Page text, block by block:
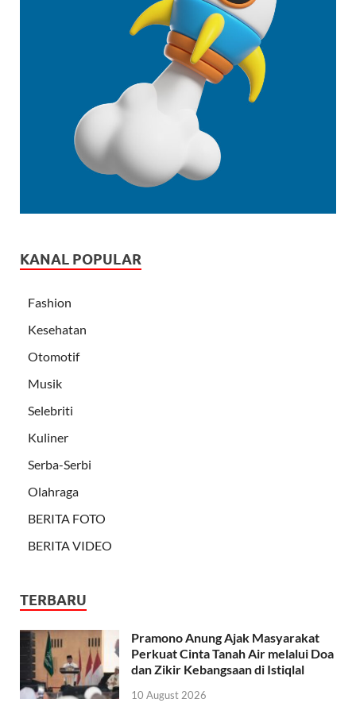
KANAL POPULAR
Fashion
Kesehatan
Otomotif
Musik
Selebriti
Kuliner
Serba-Serbi
Olahraga
BERITA FOTO
BERITA VIDEO
TERBARU
Pramono Anung Ajak Masyarakat
Perkuat Cinta Tanah Air melalui Doa
dan Zikir Kebangsaan di Istiqlal
10 August 2026